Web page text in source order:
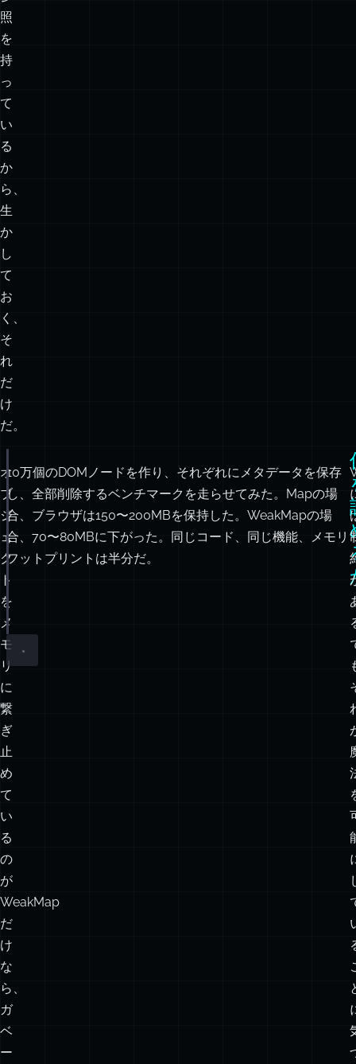
知
ら
な
い。
参
照
を
持
っ
て
い
る
か
ら、
生
か
し
て
お
く、
そ
れ
だ
け
だ。
オ
ブ
ジ
ェ
ク
ト
を
メ
モ
リ
に
繋
ぎ
止
め
て
い
る
の
が
WeakMap
だ
け
cache.
10万個のDOMノードを作り、それぞれにメタデータを保存
し、全部削除するベンチマークを走らせてみた。Mapの場
合、ブラウザは150〜200MBを保持した。WeakMapの場
合、70〜80MBに下がった。同じコード、同じ機能、メモリ
フットプリントは半分だ。